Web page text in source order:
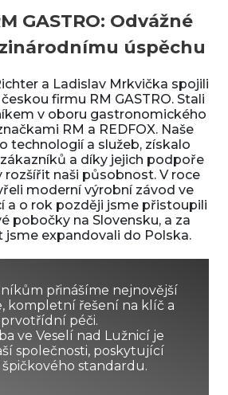
GASTRO: Odvážné
úspěchu
a Ladislav Mrkvička spojili
firmu RM GASTRO. Stali
v oboru gastronomického
RM a REDFOX. Naše
technologií a služeb, získalo
a díky jejich podpoře
rozšířit naši působnost. V roce
moderní výrobní závod ve
a o rok později jsme přistoupili
pobočky na Slovensku, a za
jsme expandovali do Polska.
přinášíme nejnovější
kompletní řešení na klíč a
prvotřídní péči.
ve Veselí nad Lužnicí je
společnosti, poskytující
standardu.